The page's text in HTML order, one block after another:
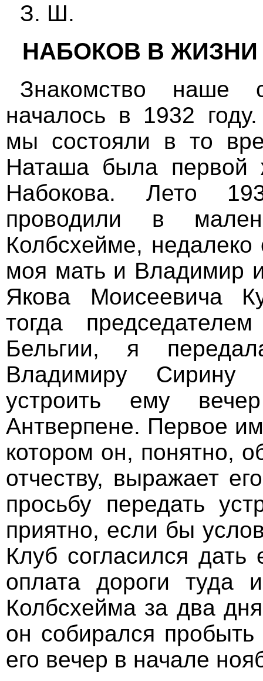
З. Ш.
НАБОКОВ В ЖИЗНИ
Знакомство наше
началось в 1932
мы состояли в то
Наташа была первой
Набокова. Лето
проводили в
Колбсхейме, недалеко
моя мать и Владимир
Якова Моисеевича
тогда
Бельгии, я
Владимиру Сирину
устроить ему
Антверпене. Первое
котором он, понятно,
отчеству, выражает
просьбу передать
приятно, если бы
Клуб согласился
оплата дороги туда
Колбсхейма за два
он собирался
его вечер в начале